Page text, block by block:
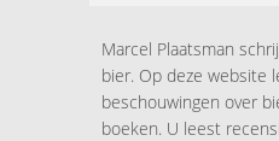
Marcel Plaatsman
bier. Op deze website
beschouwingen over
boeken. U leest